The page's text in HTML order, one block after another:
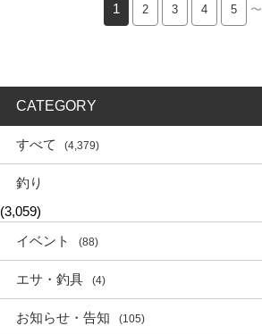
1 2 3 4 5 〜
CATEGORY
すべて (4,379)
釣り
(3,059)
イベント
(88)
エサ・釣具 (4)
お知らせ・告知 (105)